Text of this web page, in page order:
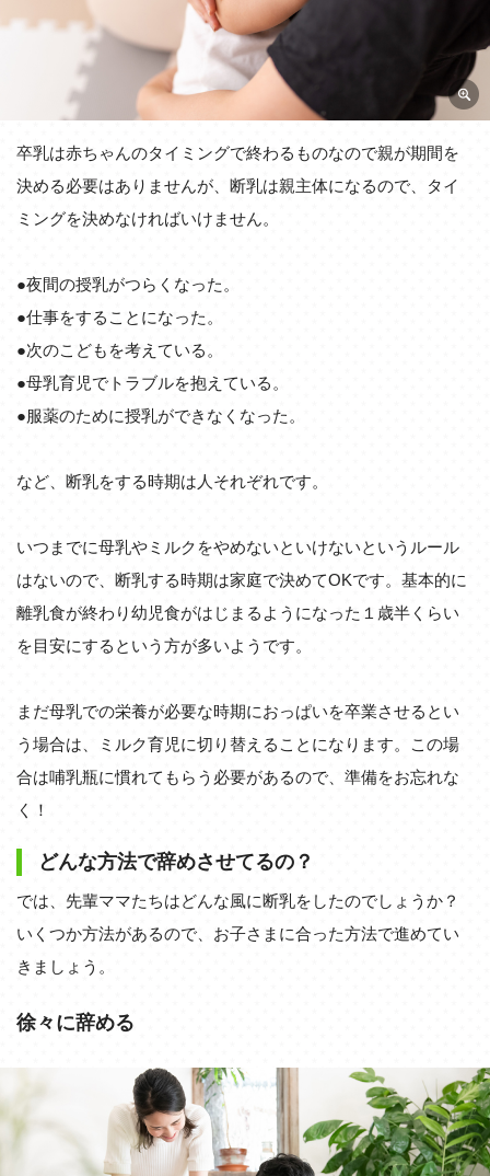
卒乳は赤ちゃんのタイミングで終わるものなので親が期間を
決める必要はありませんが、断乳は親主体になるので、タイ
ミングを決めなければいけません。
●夜間の授乳がつらくなった。
●仕事をすることになった。
●次のこどもを考えている。
●母乳育児でトラブルを抱えている。
●服薬のために授乳ができなくなった。
など、断乳をする時期は人それぞれです。
いつまでに母乳やミルクをやめないといけないというルール
はないので、断乳する時期は家庭で決めてOKです。基本的に
離乳食が終わり幼児食がはじまるようになった１歳半くらい
を目安にするという方が多いようです。
まだ母乳での栄養が必要な時期におっぱいを卒業させるとい
う場合は、ミルク育児に切り替えることになります。この場
合は哺乳瓶に慣れてもらう必要があるので、準備をお忘れな
く！
どんな方法で辞めさせてるの？
では、先輩ママたちはどんな風に断乳をしたのでしょうか？
いくつか方法があるので、お子さまに合った方法で進めてい
きましょう。
徐々に辞める